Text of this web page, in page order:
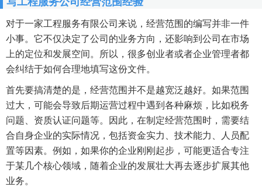
对于一家工程服务有限公司来说，经营范围的编写并非一件
小事。它不仅决定了公司的业务方向，还影响到公司在市场
上的定位和发展空间。所以，很多创业者或者企业管理者都
会纠结于如何合理地填写这份文件。
首先要搞清楚的是，经营范围并不是越宽泛越好。如果范围
过大，可能会导致后期运营过程中遇到各种麻烦，比如税务
问题、资质认证问题等。因此，在制定经营范围时，需要结
合自身企业的实际情况，包括资金实力、技术能力、人员配
置等因素。例如，如果你的企业刚刚起步，可能更适合专注
于某几个核心领域，随着企业的发展壮大再去逐步扩展其他
业务。